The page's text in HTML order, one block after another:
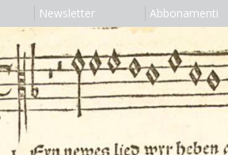
Newsletter Abbonamenti